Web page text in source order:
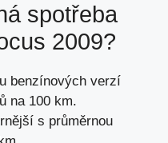
spotřeba
2009?
benzínových verzí
na 100 km.
s průměrnou